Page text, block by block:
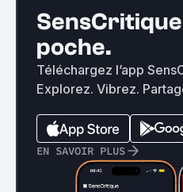
poche.
Téléchargez l’app
Explorez. Vibrez.
EN SAVOIR PLUS